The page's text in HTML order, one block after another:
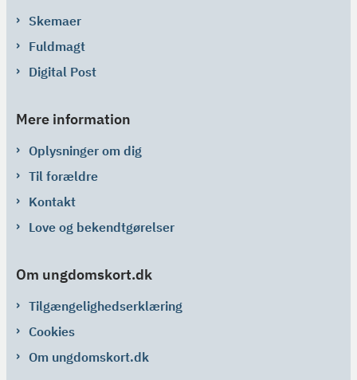
Skemaer
Fuldmagt
Digital Post
Mere information
Oplysninger om dig
Til forældre
Kontakt
Love og bekendtgørelser
Om ungdomskort.dk
Tilgængelighedserklæring
Cookies
Om ungdomskort.dk